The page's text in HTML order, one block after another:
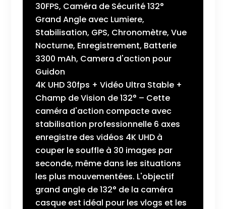
30FPS, Caméra de Sécurité 132°
Grand Angle avec Lumiere,
Stabilisation, GPS, Chronomètre, Vue
Nocturne, Enregistrement, Batterie
3300 mAh, Camera d'action pour
Guidon
4K UHD 30fps + Vidéo Ultra Stable +
Champ de Vision de 132° – Cette
caméra d'action compacte avec
stabilisation professionnelle 6 axes
enregistre des vidéos 4K UHD à
couper le souffle à 30 images par
seconde, même dans les situations
les plus mouvementées. L'objectif
grand angle de 132° de la caméra
casque est idéal pour les vlogs et les